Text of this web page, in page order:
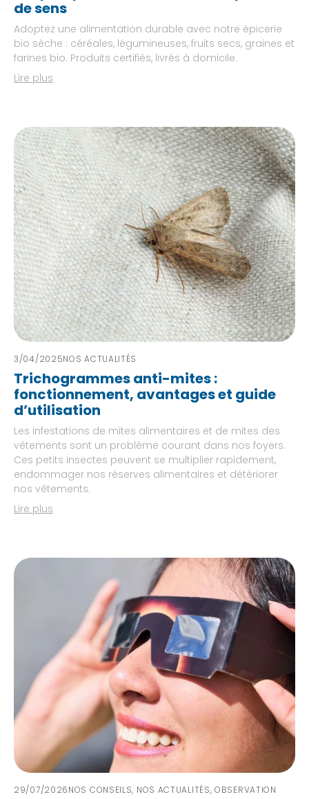
de sens
Adoptez une alimentation durable avec notre épicerie
bio sèche : céréales, légumineuses, fruits secs, graines et
farines bio. Produits certifiés, livrés à domicile.
Lire plus
3/04/2025NOS ACTUALITÉS
Trichogrammes anti-mites :
fonctionnement, avantages et guide
d’utilisation
Les infestations de mites alimentaires et de mites des
vêtements sont un problème courant dans nos foyers.
Ces petits insectes peuvent se multiplier rapidement,
endommager nos réserves alimentaires et détériorer
nos vêtements.
Lire plus
29/07/2026NOS CONSEILS, NOS ACTUALITÉS,OBSERVATION